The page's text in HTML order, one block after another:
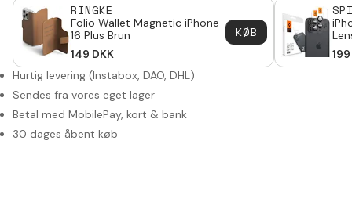
RINGKE
Folio Wallet Magnetic iPhone
16 Plus Brun
149 DKK
KØB
199
Hurtig levering (Instabox, DAO, DHL)
Sendes fra vores eget lager
Betal med MobilePay, kort & bank
30 dages åbent køb